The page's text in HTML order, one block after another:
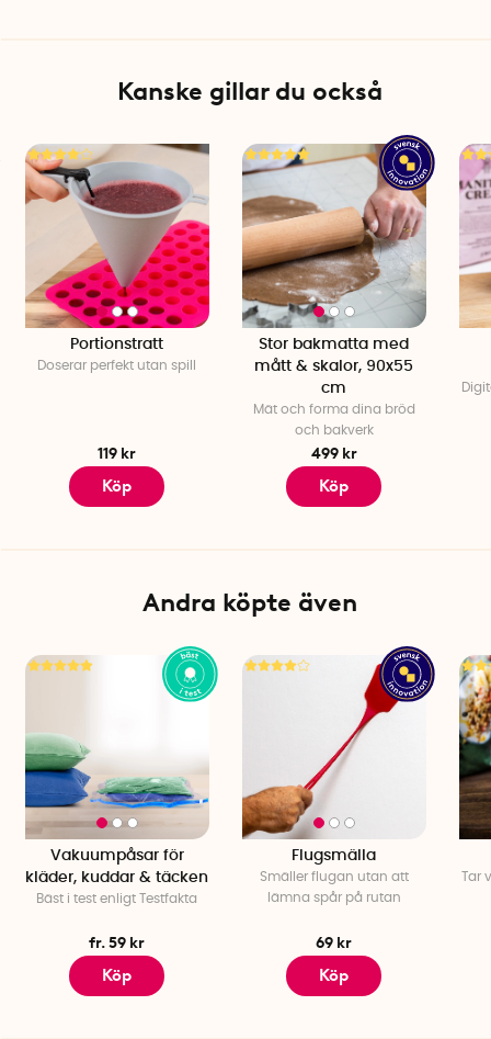
Kanske gillar du också
Portionstratt
Doserar perfekt utan spill
119 kr
Köp
Stor bakmatta med
mått & skalor, 90x55
cm
Mät och forma dina bröd
och bakverk
499 kr
Köp
Andra köpte även
Vakuumpåsar för
kläder, kuddar & täcken
Bäst i test enligt Testfakta
fr. 59 kr
Köp
Flugsmälla
Smäller flugan utan att
lämna spår på rutan
69 kr
Köp
Tar